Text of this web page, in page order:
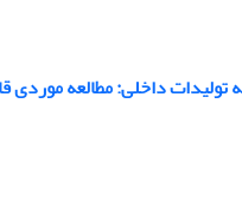
داخلی: مطالعه موردی